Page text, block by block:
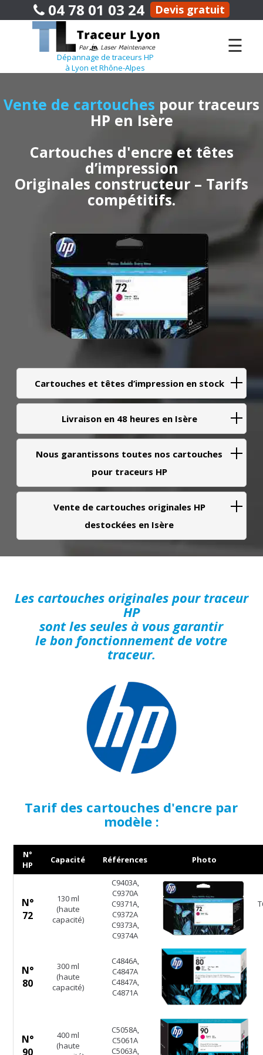
04 78 01 03 24 Devis gratuit
Dépannage de traceurs HP
à Lyon et Rhône-Alpes
☰
Vente de cartouches pour traceurs
HP en Isère
Cartouches d'encre et têtes
d’impression
Originales constructeur – Tarifs
compétitifs.
Cartouches et têtes d’impression en stock
Livraison en 48 heures en Isère
Nous garantissons toutes nos cartouches
pour traceurs HP
Vente de cartouches originales HP
destockées en Isère
Les cartouches originales pour traceur
HP
sont les seules à vous garantir
le bon fonctionnement de votre
traceur.
Tarif des cartouches d'encre par
modèle :
N°
HP
Capacité Références Photo
N°
72
130 ml
(haute
capacité)
C9403A,
C9370A
C9371A,
C9372A
C9373A,
C9374A
N°
80
300 ml
(haute
capacité)
C4846A,
C4847A
C4847A,
C4871A
N°
90
400 ml
(haute
C5058A,
C5061A
C5063A,